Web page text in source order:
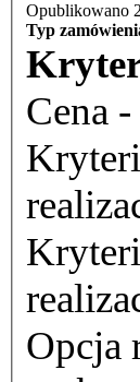
Opublikowano
Typ
Cena
Opcja